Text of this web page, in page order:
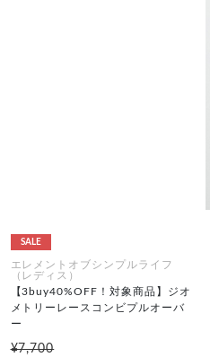
SALE
エレメントオブシンプルライフ
（レディス）
【3buy40%OFF！対象商品】ジオ
メトリーレースコンビプルオーバ
ー
¥7,700